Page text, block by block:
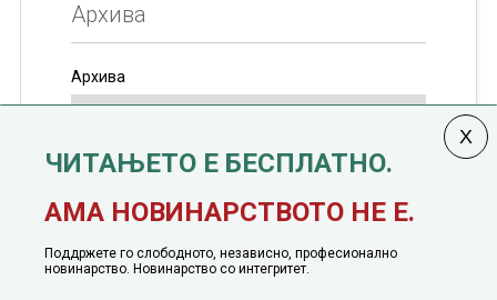
Архива
Архива
јануари, 1991 година
ЧИТАЊЕТО Е БЕСПЛАТНО.
АМА НОВИНАРСТВОТО НЕ Е.
Поддржете го слободното, независно, професионално
новинарство. Новинарство со интегритет.